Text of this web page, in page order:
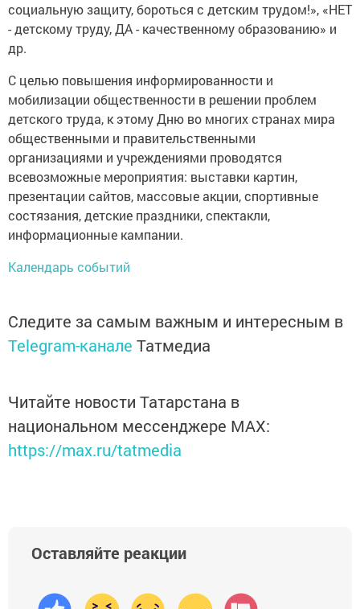
социальную защиту, бороться с детским трудом!», «НЕТ
- детскому труду, ДА - качественному образованию» и
др.
С целью повышения информированности и
мобилизации общественности в решении проблем
детского труда, к этому Дню во многих странах мира
общественными и правительственными
организациями и учреждениями проводятся
всевозможные мероприятия: выставки картин,
презентации сайтов, массовые акции, спортивные
состязания, детские праздники, спектакли,
информационные кампании.
Календарь событий
Следите за самым важным и интересным в
Telegram-канале Татмедиа
Читайте новости Татарстана в
национальном мессенджере MАХ:
https://max.ru/tatmedia
Оставляйте реакции